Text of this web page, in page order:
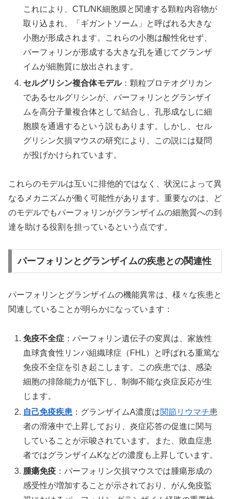
これにより、CTL/NK細胞膜と関連する顆粒内容物が
取り込まれ、「ギガントソーム」と呼ばれる大きな
小胞が形成されます。これらの小胞は酸性化せず、
パーフォリンが形成する大きな孔を通じてグランザ
イムが細胞質に放出されます。
セルグリシン複合体モデル：顆粒プロテオグリカン
であるセルグリシンが、パーフォリンとグランザイ
ムを高分子量複合体として結合し、孔形成なしに細
胞膜を通過するという説もあります。しかし、セル
グリシン欠損マウスの研究により、この説には疑問
が投げかけられています。
これらのモデルは互いに排他的ではなく、状況によって異
なるメカニズムが働く可能性があります。重要なのは、ど
のモデルでもパーフォリンがグランザイムの細胞質への到
達を助ける役割を担っているという点です。
パーフォリンとグランザイムの疾患との関連性
パーフォリンとグランザイムの機能異常は、様々な疾患と
関連していることが明らかになっています：
免疫不全症 ：パーフォリン遺伝子の変異は、家族性
血球貪食性リンパ組織球症（FHL）と呼ばれる重篤な
免疫不全症を引き起こします。この疾患では、感染
細胞の排除能力が低下し、制御不能な炎症反応が生
じます。
自己免疫疾患 ：グランザイムA濃度は関節 リウマチ患
者の滑液中で上昇しており、炎症応答の促進に関与
していることが示唆されています。また、敗血症患
者ではグランザイムKなどの濃度も上昇しています。
腫瘍免疫 ：パーフォリン欠損マウスでは腫瘍形成の
感受性が増加することが示されており、がん免疫監